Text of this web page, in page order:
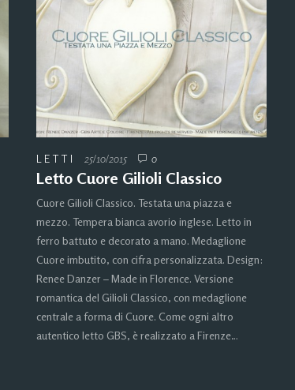
LETTI 25/10/2015 0
Letto Cuore Gilioli Classico
Cuore Gilioli Classico. Testata una piazza e
mezzo. Tempera bianca avorio inglese. Letto in
ferro battuto e decorato a mano. Medaglione
Cuore imbutito, con cifra personalizzata. Design:
Renee Danzer – Made in Florence. Versione
romantica del Gilioli Classico, con medaglione
centrale a forma di Cuore. Come ogni altro
autentico letto GBS, è realizzato a Firenze…